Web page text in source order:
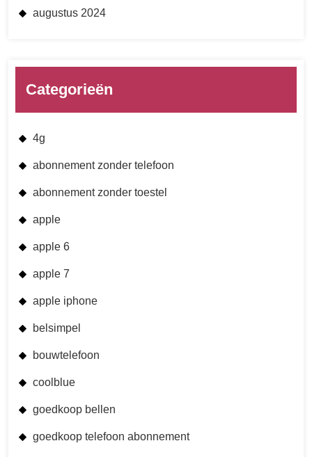
augustus 2024
Categorieën
4g
abonnement zonder telefoon
abonnement zonder toestel
apple
apple 6
apple 7
apple iphone
belsimpel
bouwtelefoon
coolblue
goedkoop bellen
goedkoop telefoon abonnement